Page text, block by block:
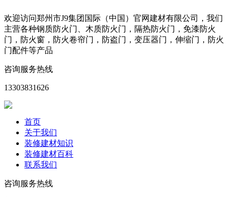
欢迎访问郑州市J9集团国际（中国）官网建材有限公司，我们
主营各种钢质防火门、木质防火门，隔热防火门，免漆防火
门，防火窗，防火卷帘门，防盗门，变压器门，伸缩门，防火
门配件等产品
咨询服务热线
13303831626
首页
关于我们
装修建材知识
装修建材百科
联系我们
咨询服务热线